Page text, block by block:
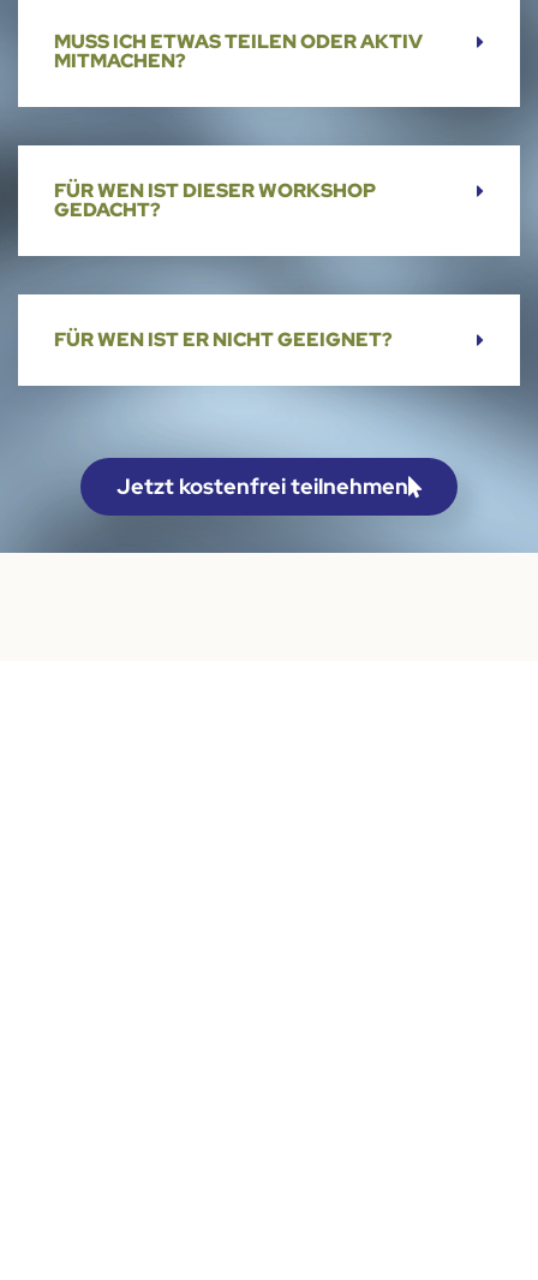
MUSS ICH ETWAS TEILEN ODER AKTIV
MITMACHEN?
FÜR WEN IST DIESER WORKSHOP
GEDACHT?
FÜR WEN IST ER NICHT GEEIGNET?
Jetzt kostenfrei teilnehmen